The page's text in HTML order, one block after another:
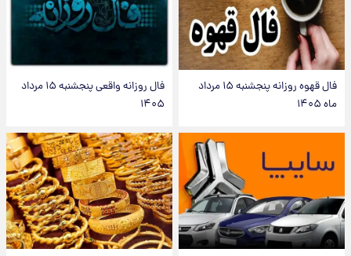
فال قهوه روزانه پنجشنبه ۱۵ مرداد
ماه ۱۴۰۵
فال روزانه واقعی پنجشنبه ۱۵ مرداد
۱۴۰۵